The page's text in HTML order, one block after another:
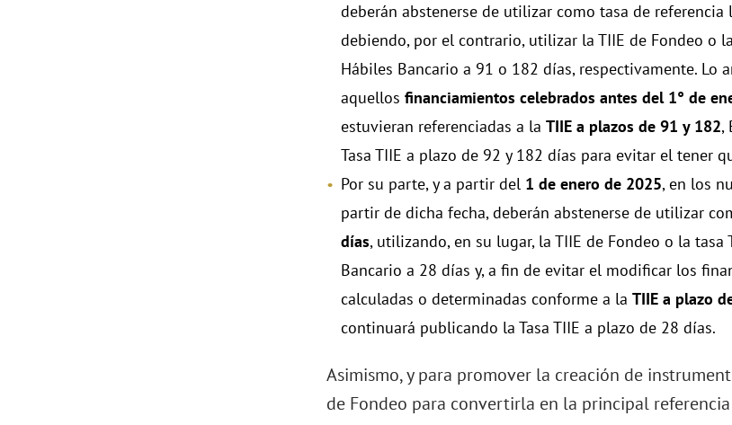
deberán abstenerse de utilizar como tasa de referencia
debiendo, por el contrario, utilizar la TIIE de Fondeo o
Hábiles Bancario a 91 o 182 días, respectivamente. Lo
aquellos financiamientos celebrados antes del 1° de
estuvieran referenciadas a la TIIE a plazos de 91 y 182,
Tasa TIIE a plazo de 92 y 182 días para evitar el tener
Por su parte, y a partir del 1 de enero de 2025, en los
partir de dicha fecha, deberán abstenerse de utilizar
días, utilizando, en su lugar, la TIIE de Fondeo o la tasa
Bancario a 28 días y, a fin de evitar el modificar los
calculadas o determinadas conforme a la TIIE a plazo
continuará publicando la Tasa TIIE a plazo de 28 días.
Asimismo, y para promover la creación de
de Fondeo para convertirla en la principal